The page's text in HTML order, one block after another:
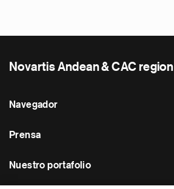
Novartis Andean & CAC region
Navegador
Prensa
Nuestro portafolio